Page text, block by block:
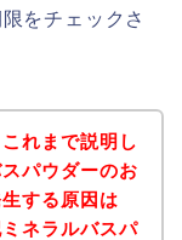
をチェックさ
れまで説明し
パウダーのお
する原因は
ネラルバスパ